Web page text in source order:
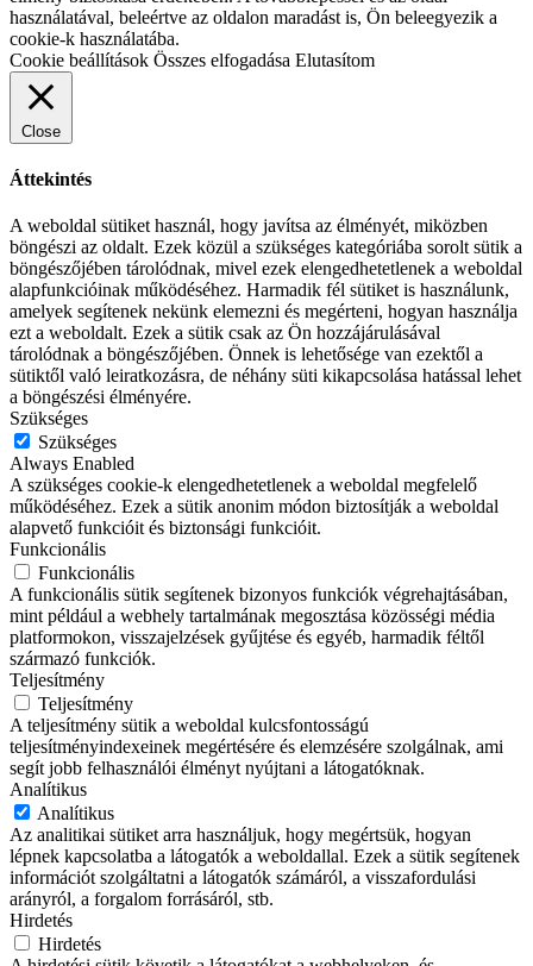
használatával, beleértve az oldalon maradást is, Ön beleegyezik a
cookie-k használatába.
Cookie beállítások Összes elfogadása Elutasítom
Close
Áttekintés
A weboldal sütiket használ, hogy javítsa az élményét, miközben
böngészi az oldalt. Ezek közül a szükséges kategóriába sorolt sütik a
böngészőjében tárolódnak, mivel ezek elengedhetetlenek a weboldal
alapfunkcióinak működéséhez. Harmadik fél sütiket is használunk,
amelyek segítenek nekünk elemezni és megérteni, hogyan használja
ezt a weboldalt. Ezek a sütik csak az Ön hozzájárulásával
tárolódnak a böngészőjében. Önnek is lehetősége van ezektől a
sütiktől való leiratkozásra, de néhány süti kikapcsolása hatással lehet
a böngészési élményére.
Szükséges
Szükséges
Always Enabled
A szükséges cookie-k elengedhetetlenek a weboldal megfelelő
működéséhez. Ezek a sütik anonim módon biztosítják a weboldal
alapvető funkcióit és biztonsági funkcióit.
Funkcionális
Funkcionális
A funkcionális sütik segítenek bizonyos funkciók végrehajtásában,
mint például a webhely tartalmának megosztása közösségi média
platformokon, visszajelzések gyűjtése és egyéb, harmadik féltől
származó funkciók.
Teljesítmény
Teljesítmény
A teljesítmény sütik a weboldal kulcsfontosságú
teljesítményindexeinek megértésére és elemzésére szolgálnak, ami
segít jobb felhasználói élményt nyújtani a látogatóknak.
Analítikus
Analítikus
Az analitikai sütiket arra használjuk, hogy megértsük, hogyan
lépnek kapcsolatba a látogatók a weboldallal. Ezek a sütik segítenek
információt szolgáltatni a látogatók számáról, a visszafordulási
arányról, a forgalom forrásáról, stb.
Hirdetés
Hirdetés